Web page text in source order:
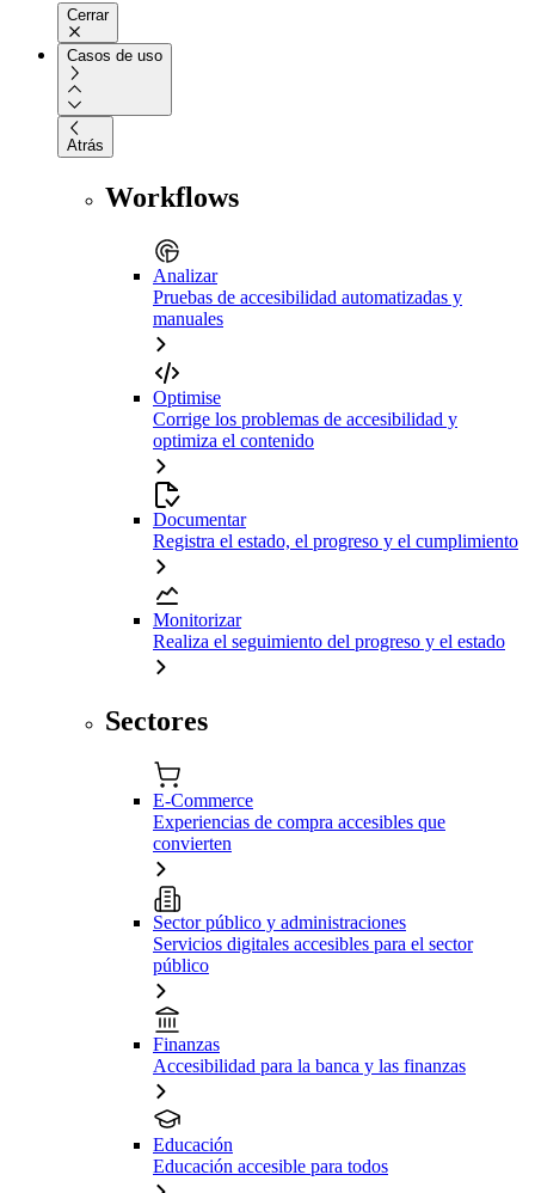
Cerrar
Casos de uso
Atrás
Workflows
Analizar
Pruebas de accesibilidad automatizadas y
manuales
Optimise
Corrige los problemas de accesibilidad y
optimiza el contenido
Documentar
Registra el estado, el progreso y el cumplimiento
Monitorizar
Realiza el seguimiento del progreso y el estado
Sectores
E-Commerce
Experiencias de compra accesibles que
convierten
Sector público y administraciones
Servicios digitales accesibles para el sector
público
Finanzas
Accesibilidad para la banca y las finanzas
Educación
Educación accesible para todos